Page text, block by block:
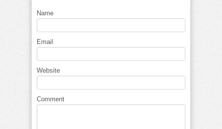
Name
Email
Website
Comment